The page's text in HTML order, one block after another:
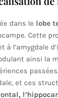
dans le lobe
Cette
à l’amygdale
ainsi la
et ces